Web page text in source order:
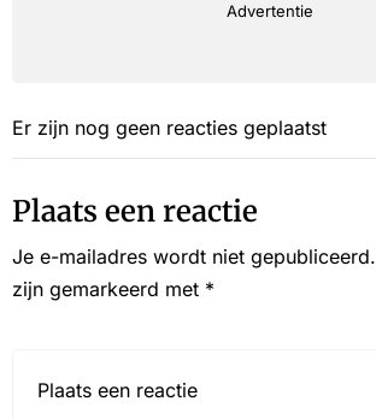
Advertentie
Er zijn nog geen reacties geplaatst
Plaats een reactie
Je e-mailadres wordt niet gepubliceerd.
zijn gemarkeerd met *